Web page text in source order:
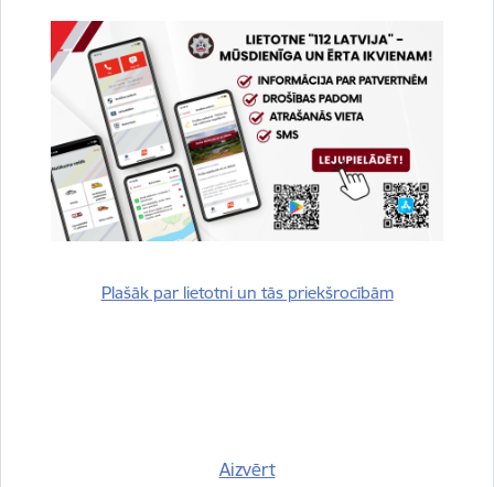
Plašāk par lietotni un tās priekšrocībām
Aizvērt
Vai šī informācija bija noderīga?
Sniegt atsauksmi